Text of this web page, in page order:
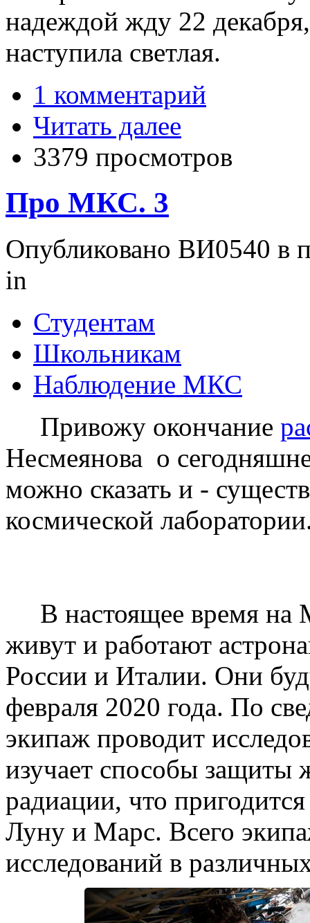
надеждой жду 22
наступила светлая.
1 комментарий
Читать далее
3379 просмотров
Про МКС. 3
Опубликовано ВИ0540 в
in
Студентам
Школьникам
Наблюдение МКС
Привожу окончание
Несмеянова о
можно сказать и -
космической
В настоящее время на
живут и работают
России и Италии. Они
февраля 2020 года. По
экипаж проводит
изучает способы защиты
радиации, что
Луну и Марс. Всего
исследований в